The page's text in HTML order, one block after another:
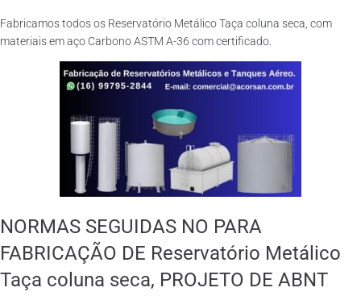
Fabricamos todos os Reservatório Metálico Taça coluna seca, com
materiais em aço Carbono ASTM A-36 com certificado.
NORMAS SEGUIDAS NO PARA
FABRICAÇÃO DE Reservatório Metálico
Taça coluna seca, PROJETO DE ABNT